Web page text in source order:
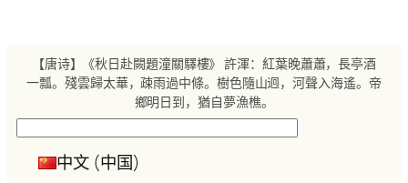
【唐诗】《秋日赴闕題潼關驛樓》 許渾：紅葉晚蕭蕭，長亭酒
一瓢。殘雲歸太華，疎雨過中條。樹色隨山迥，河聲入海遙。帝
鄉明日到，猶自夢漁樵。
中文 (中国)